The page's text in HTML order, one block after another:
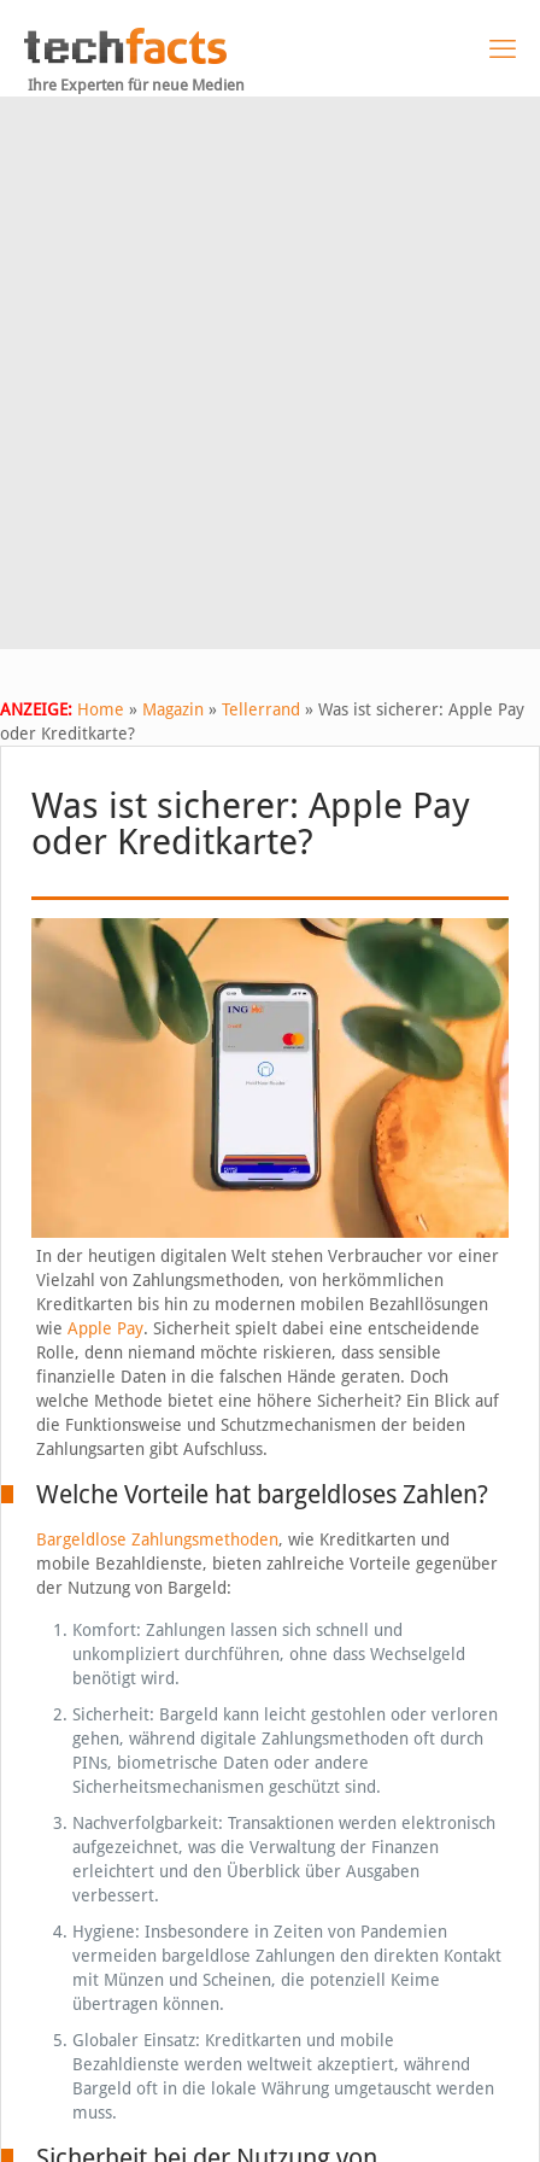
Ihre Experten für neue Medien
ANZEIGE: Home » Magazin » Tellerrand » Was ist sicherer: Apple Pay
oder Kreditkarte?
Was ist sicherer: Apple Pay
oder Kreditkarte?
In der heutigen digitalen Welt stehen Verbraucher vor einer
Vielzahl von Zahlungsmethoden, von herkömmlichen
Kreditkarten bis hin zu modernen mobilen Bezahllösungen
wie Apple Pay. Sicherheit spielt dabei eine entscheidende
Rolle, denn niemand möchte riskieren, dass sensible
finanzielle Daten in die falschen Hände geraten. Doch
welche Methode bietet eine höhere Sicherheit? Ein Blick auf
die Funktionsweise und Schutzmechanismen der beiden
Zahlungsarten gibt Aufschluss.
Welche Vorteile hat bargeldloses Zahlen?
Bargeldlose Zahlungsmethoden, wie Kreditkarten und
mobile Bezahldienste, bieten zahlreiche Vorteile gegenüber
der Nutzung von Bargeld:
Komfort: Zahlungen lassen sich schnell und
unkompliziert durchführen, ohne dass Wechselgeld
benötigt wird.
Sicherheit: Bargeld kann leicht gestohlen oder verloren
gehen, während digitale Zahlungsmethoden oft durch
PINs, biometrische Daten oder andere
Sicherheitsmechanismen geschützt sind.
Nachverfolgbarkeit: Transaktionen werden elektronisch
aufgezeichnet, was die Verwaltung der Finanzen
erleichtert und den Überblick über Ausgaben
verbessert.
Hygiene: Insbesondere in Zeiten von Pandemien
vermeiden bargeldlose Zahlungen den direkten Kontakt
mit Münzen und Scheinen, die potenziell Keime
übertragen können.
Globaler Einsatz: Kreditkarten und mobile
Bezahldienste werden weltweit akzeptiert, während
Bargeld oft in die lokale Währung umgetauscht werden
muss.